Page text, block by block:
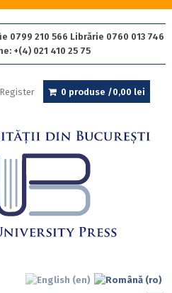
0799 210 566 Librărie 0760 013 746
+(4) 021 410 25 75
0 produse /0,00 lei